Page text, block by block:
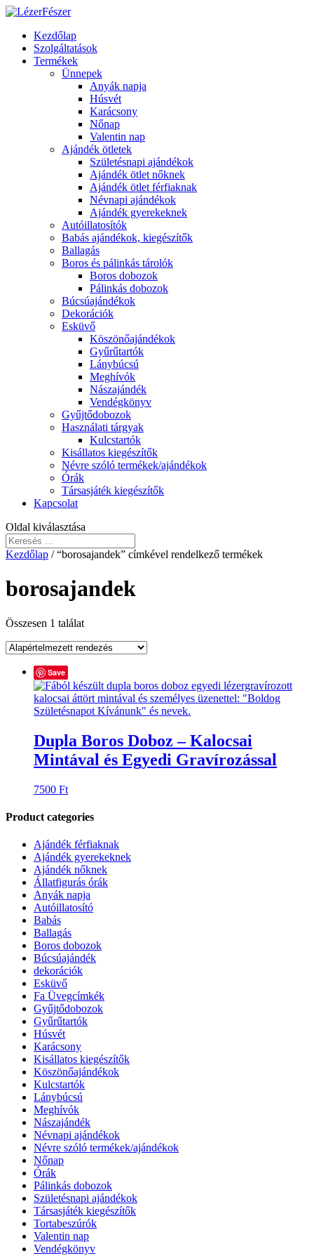
Kezdőlap
Szolgáltatások
Termékek
Ünnepek
Anyák napja
Húsvét
Karácsony
Nőnap
Valentin nap
Ajándék ötletek
Születésnapi ajándékok
Ajándék ötlet nőknek
Ajándék ötlet férfiaknak
Névnapi ajándékok
Ajándék gyerekeknek
Autóillatosítók
Babás ajándékok, kiegészítők
Ballagás
Boros és pálinkás tárolók
Boros dobozok
Pálinkás dobozok
Búcsúajándékok
Dekorációk
Esküvő
Köszönőajándékok
Gyűrűtartók
Lánybúcsú
Meghívók
Nászajándék
Vendégkönyv
Gyűjtődobozok
Használati tárgyak
Kulcstartók
Kisállatos kiegészítők
Névre szóló termékek/ajándékok
Órák
Társasjáték kiegészítők
Kapcsolat
Oldal kiválasztása
Kezdőlap / “borosajandek” címkével rendelkező termékek
borosajandek
Összesen 1 találat
Save
Dupla Boros Doboz – Kalocsai
Mintával és Egyedi Gravírozással
7500 Ft
Product categories
Ajándék férfiaknak
Ajándék gyerekeknek
Ajándék nőknek
Állatfigurás órák
Anyák napja
Autóillatosító
Babás
Ballagás
Boros dobozok
Búcsúajándék
dekorációk
Esküvő
Fa Üvegcímkék
Gyűjtődobozok
Gyűrűtartók
Húsvét
Karácsony
Kisállatos kiegészítők
Köszönőajándékok
Kulcstartók
Lánybúcsú
Meghívók
Nászajándék
Névnapi ajándékok
Névre szóló termékek/ajándékok
Nőnap
Órák
Pálinkás dobozok
Születésnapi ajándékok
Társasjáték kiegészítők
Tortabeszúrók
Valentin nap
Vendégkönyv